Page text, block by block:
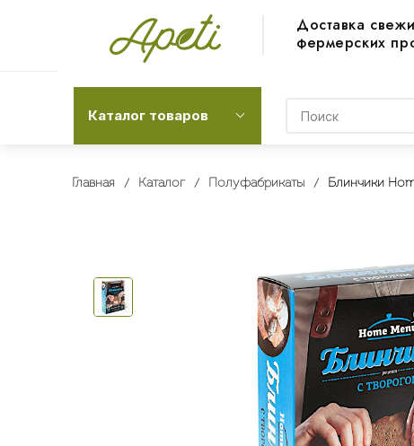
Доставка
фермерских
Каталог товаров
Главная Каталог Полуфабрикаты Блинчики